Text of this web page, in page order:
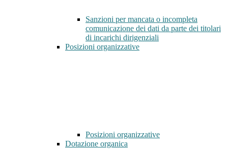
Sanzioni per mancata o incompleta
comunicazione dei dati da parte dei titolari
di incarichi dirigenziali
Posizioni organizzative
Posizioni organizzative
Dotazione organica